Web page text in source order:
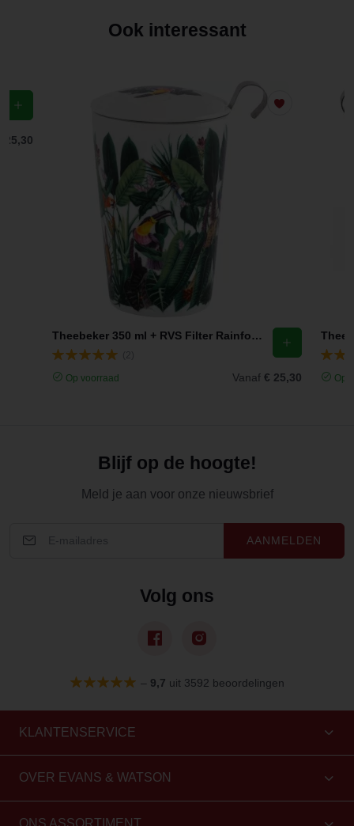
Ook interessant
25,30
Theebeker 350 ml + RVS Filter Rainforest TeaEve
Op voorraad Vanaf € 25,30 Op
Blijf op de hoogte!
Meld je aan voor onze nieuwsbrief
AANMELDEN
Volg ons
– 9,7 uit 3592 beoordelingen
KLANTENSERVICE
OVER EVANS & WATSON